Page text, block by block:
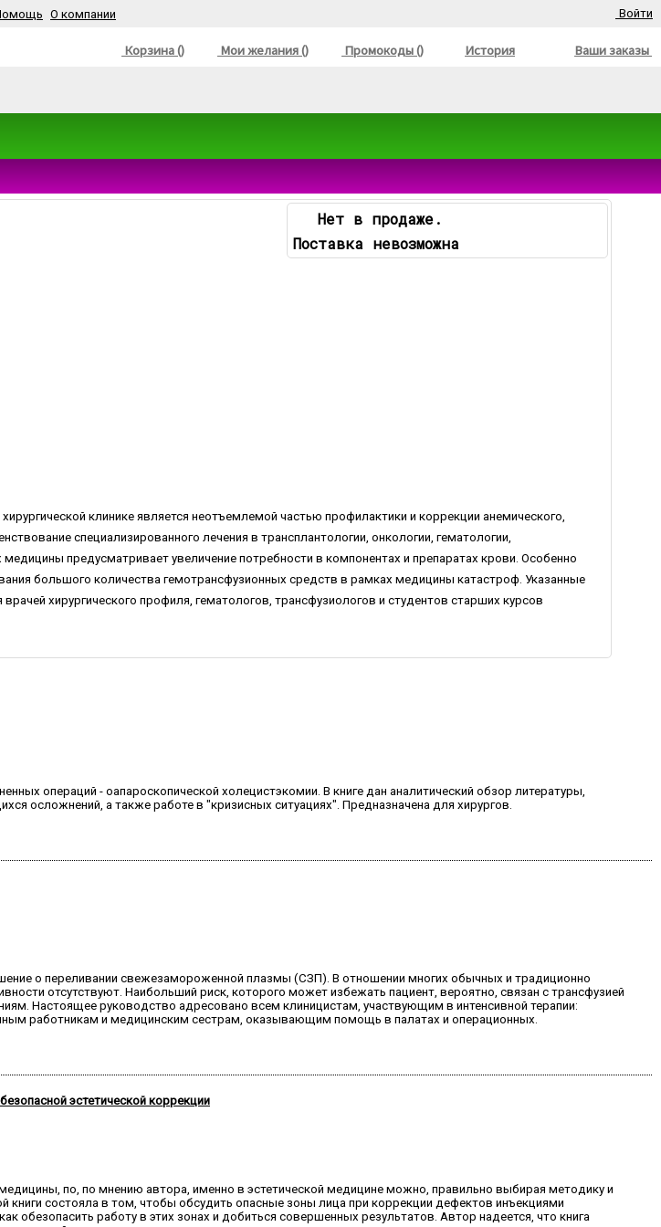
О компании Войти
Корзина () Мои желания () Промокоды () История Ваши заказы
Нет в продаже.
Поставка невозможна
клинике является неотъемлемой частью профилактики и коррекции анемического,
специализированного лечения в трансплантологии, онкологии, гематологии,
предусматривает увеличение потребности в компонентах и препаратах крови. Особенно
большого количества гемотрансфузионных средств в рамках медицины катастроф. Указанные
хирургического профиля, гематологов, трансфузиологов и студентов старших курсов
операций - оапароскопической холецистэкомии. В книге дан аналитический обзор литературы,
осложнений, а также работе в "кризисных ситуациях". Предназначена для хирургов.
о переливании свежезамороженной плазмы (СЗП). В отношении многих обычных и традиционно
отсутствуют. Наибольший риск, которого может избежать пациент, вероятно, связан с трансфузией
Настоящее руководство адресовано всем клиницистам, участвующим в интенсивной терапии:
работникам и медицинским сестрам, оказывающим помощь в палатах и операционных.
эстетической коррекции
по, по мнению автора, именно в эстетической медицине можно, правильно выбирая методику и
книги состояла в том, чтобы обсудить опасные зоны лица при коррекции дефектов инъекциями
работу в этих зонах и добиться совершенных результатов. Автор надеется, что книга